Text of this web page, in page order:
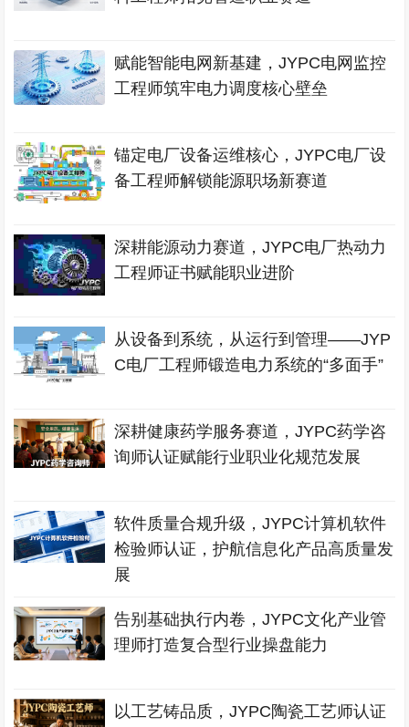
赋能智能电网新基建，JYPC电网监控
工程师筑牢电力调度核心壁垒
锚定电厂设备运维核心，JYPC电厂设
备工程师解锁能源职场新赛道
深耕能源动力赛道，JYPC电厂热动力
工程师证书赋能职业进阶
从设备到系统，从运行到管理——JYP
C电厂工程师锻造电力系统的“多面手”
深耕健康药学服务赛道，JYPC药学咨
询师认证赋能行业职业化规范发展
软件质量合规升级，JYPC计算机软件
检验师认证，护航信息化产品高质量发
展
告别基础执行内卷，JYPC文化产业管
理师打造复合型行业操盘能力
以工艺铸品质，JYPC陶瓷工艺师认证